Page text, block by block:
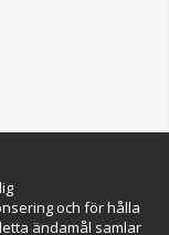
och för hålla
ändamål samlar